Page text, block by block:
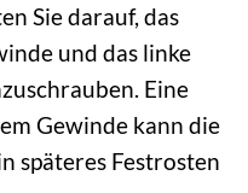
Sie darauf, das
und das linke
Eine
Gewinde kann die
späteres Festrosten